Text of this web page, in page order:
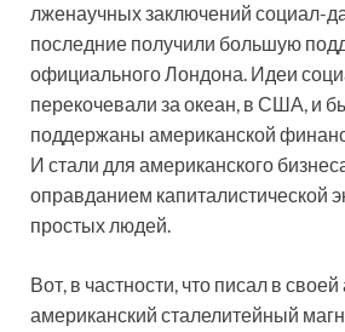
лженаучных заключений социал-
последние получили большую
официального Лондона. Идеи
перекочевали за океан, в США, и
поддержаны американской
И стали для американского
оправданием капиталистической
простых людей.
Вот, в частности, что писал в
американский сталелитейный